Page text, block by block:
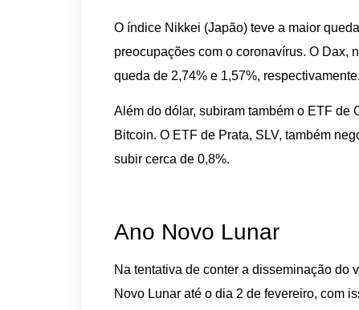
O índice Nikkei (Japão) teve a maior
preocupações com o coronavírus. O Dax,
queda de 2,74% e 1,57%, respectivamente.
Além do dólar, subiram também o ETF de
Bitcoin. O ETF de Prata, SLV, também
subir cerca de 0,8%.
Ano Novo Lunar
Na tentativa de conter a disseminação do
Novo Lunar até o dia 2 de fevereiro, com